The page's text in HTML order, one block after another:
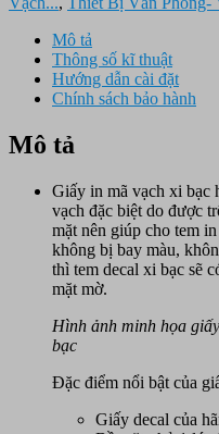
Mô tả
Thông số kĩ thuật
Hướng dẫn cài đặt
Chính sách bảo hành
Mô tả
Giấy in mã vạch xi bạc
vạch đặc biệt do được
mặt nên giúp cho tem
không bị bay màu,
thì tem decal xi bạc sẽ
mặt mờ.
Hình ảnh minh họa
bạc
Đặc điểm nổi bật của
Giấy decal của